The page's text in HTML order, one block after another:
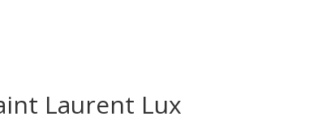
Laurent Lux